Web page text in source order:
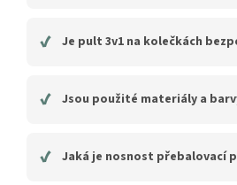
✔ Je pult 3v1 na kolečkách
✔ Jsou použité materiály a
✔ Jaká je nosnost přebalovací